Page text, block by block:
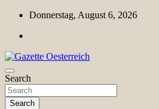
Skip
content
Donnerstag, August 6, 2026
Gazette Oesterreich
Magazin für Freizeit, Politik, Kultur &
Search
Search